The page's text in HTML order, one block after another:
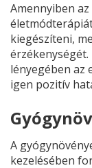
Amennyiben
kiegészíteni,
lényegében az
igen pozitív
A
kezelésében